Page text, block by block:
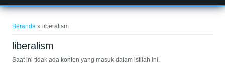
Beranda » liberalism
liberalism
Saat ini tidak ada konten yang masuk dalam istilah ini.